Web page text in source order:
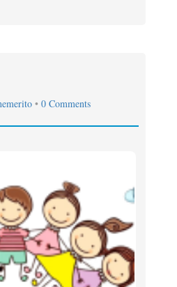
• 0 Comments